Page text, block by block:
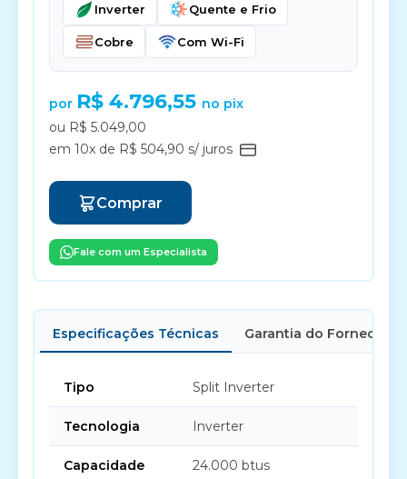
Inverter Quente e Frio
Cobre Com Wi-Fi
por R$ 4.796,55 no pix
ou R$ 5.049,00
em 10x de R$ 504,90 s/ juros
Comprar
Fale com um Especialista
Especificações Técnicas Garantia do Fornecedor
Tipo Split Inverter
Tecnologia Inverter
Capacidade 24.000 btus